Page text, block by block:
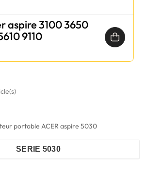
aspire 3100 3650
9110
portable ACER aspire 5030
SERIE 5030